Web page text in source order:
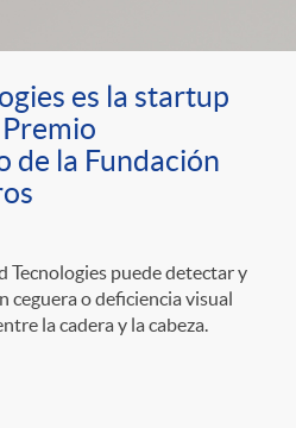
es la startup
de la Fundación
Tecnologies puede detectar y
ceguera o deficiencia visual
la cadera y la cabeza.